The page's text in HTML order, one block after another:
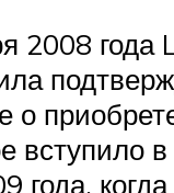
2008 года
о
вступило
года,